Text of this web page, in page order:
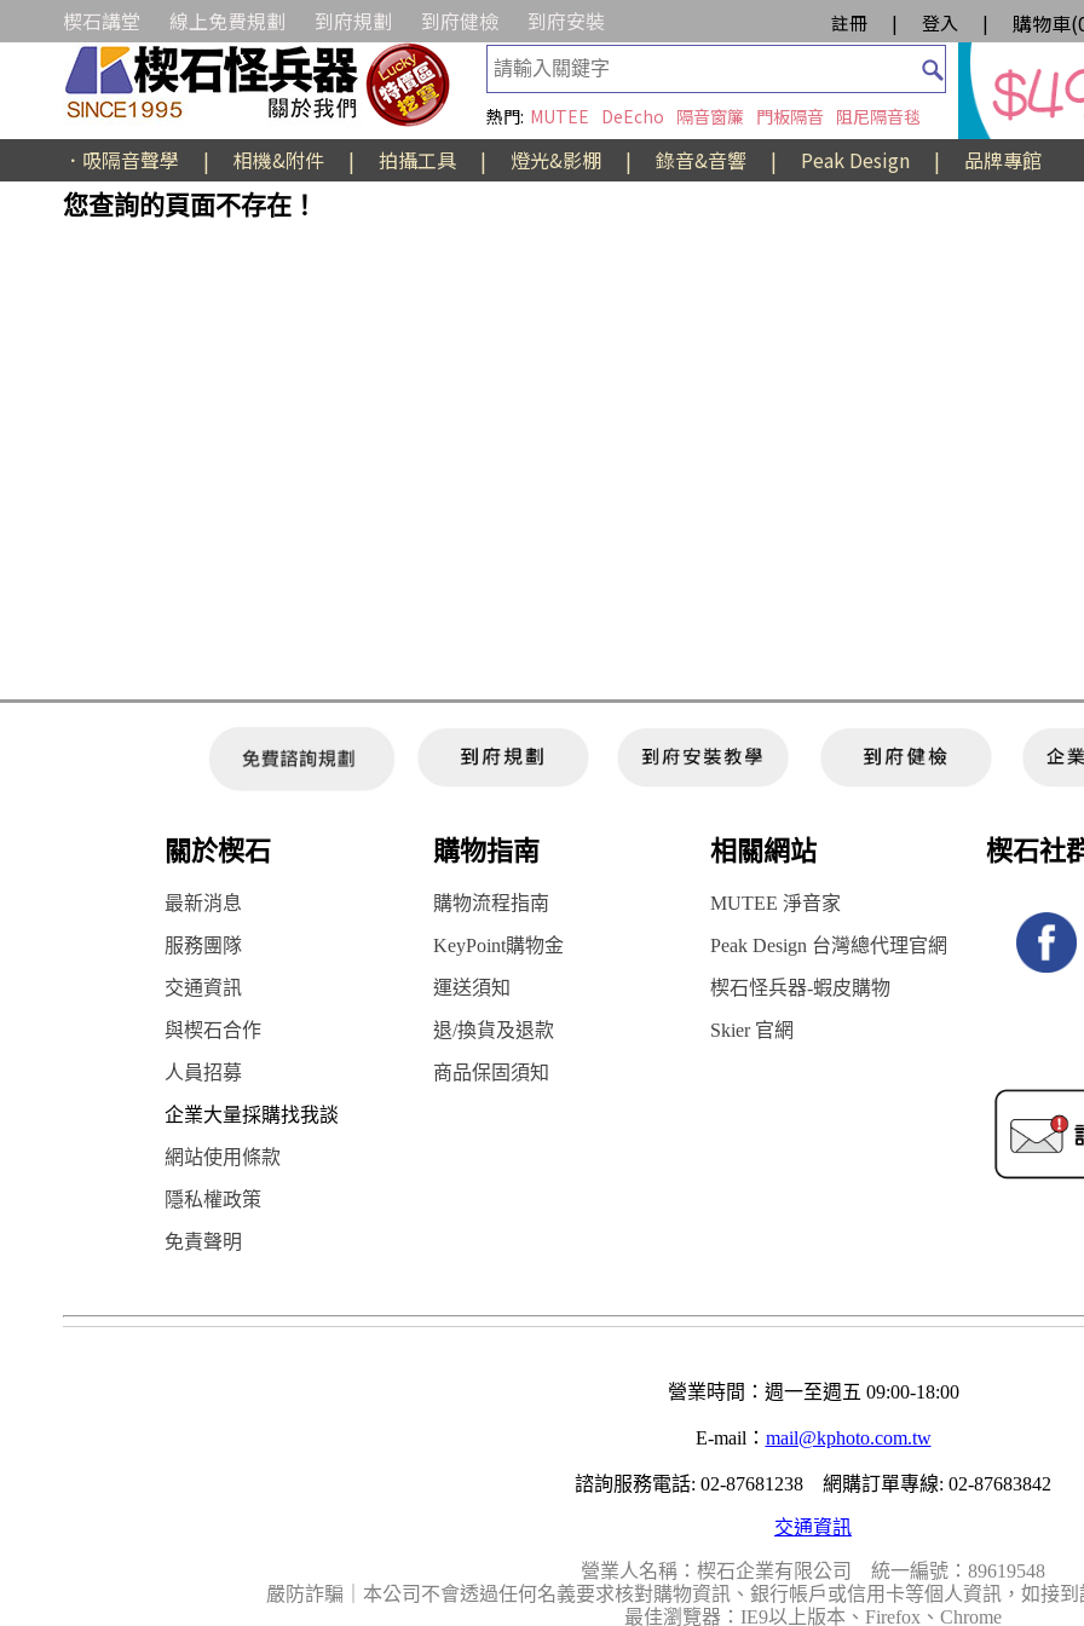
楔石講堂 線上免費規劃 到府規劃 到府健檢 到府安裝 註冊 | 登入 | 購物車(
熱門: MUTEE DeEcho 隔音窗簾 門板隔音 阻尼隔音毯
．吸隔音聲學 | 相機&附件 | 拍攝工具 | 燈光&影棚 | 錄音&音響 | Peak Design |
品牌專館
您查詢的頁面不存在！
關於楔石 購物指南 相關網站 楔石社
最新消息 購物流程指南 MUTEE 淨音家
服務團隊 KeyPoint購物金 Peak Design 台灣總代理官網
交通資訊 運送須知 楔石怪兵器-蝦皮購物
與楔石合作 退/換貨及退款 Skier 官網
人員招募 商品保固須知
企業大量採購找我談
網站使用條款
隱私權政策
免責聲明
營業時間：週一至週五 09:00-18:00
E-mail： mail@kphoto.com.tw
諮詢服務電話: 02-87681238 網購訂單專線: 02-87683842
交通資訊
營業人名稱：楔石企業有限公司 統一編號：89619548
嚴防詐騙｜本公司不會透過任何名義要求核對購物資訊、銀行帳戶或信用卡等個人資訊，如接
最佳瀏覽器：IE9以上版本、Firefox、Chrome